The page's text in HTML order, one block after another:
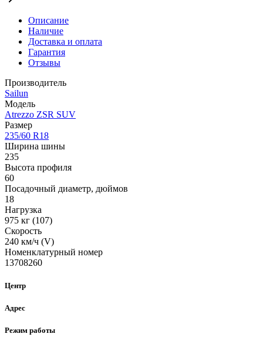
Описание
Наличие
Доставка и оплата
Гарантия
Отзывы
Производитель
Sailun
Модель
Atrezzo ZSR SUV
Размер
235/60 R18
Ширина шины
235
Высота профиля
60
Посадочный диаметр, дюймов
18
Нагрузка
975 кг (107)
Скорость
240 км/ч (V)
Номенклатурный номер
13708260
Центр
Адрес
Режим работы